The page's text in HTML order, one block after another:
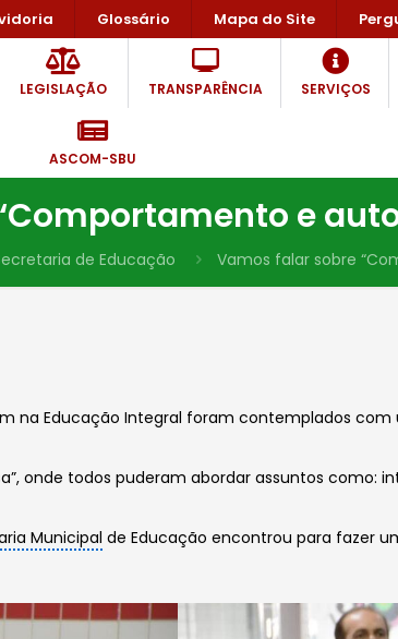
Glossário Mapa do Site
LEGISLAÇÃO TRANSPARÊNCIA SERVIÇOS
ASCOM-SBU
e
de Educação Vamos falar sobre
na Educação Integral foram contemplados
onde todos puderam abordar assuntos como:
Municipal de Educação encontrou para fazer